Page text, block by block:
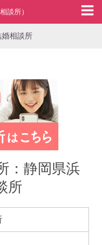
談所）
相談所
：静岡県浜
所